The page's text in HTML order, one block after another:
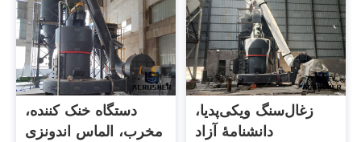
دستگاه خنک کننده،
مخرب، الماس اندونزی
زغال‌سنگ ویکی‌پدیا،
دانشنامهٔ آزاد